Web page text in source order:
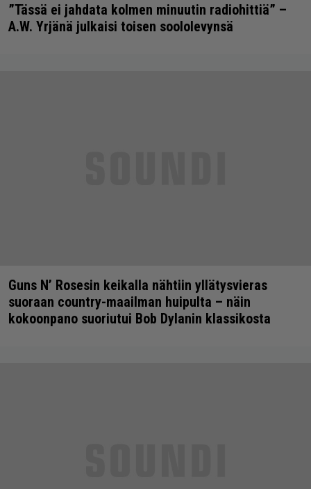
”Tässä ei jahdata kolmen minuutin radiohittiä” –
A.W. Yrjänä julkaisi toisen soololevynsä
Guns N’ Rosesin keikalla nähtiin yllätysvieras
suoraan country-maailman huipulta – näin
kokoonpano suoriutui Bob Dylanin klassikosta